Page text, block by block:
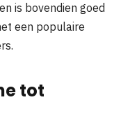
is bovendien goed
een populaire
tot